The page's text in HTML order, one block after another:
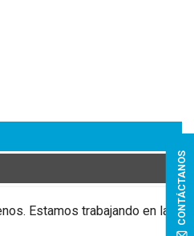
Estamos trabajando en la
CONTÁCTANOS